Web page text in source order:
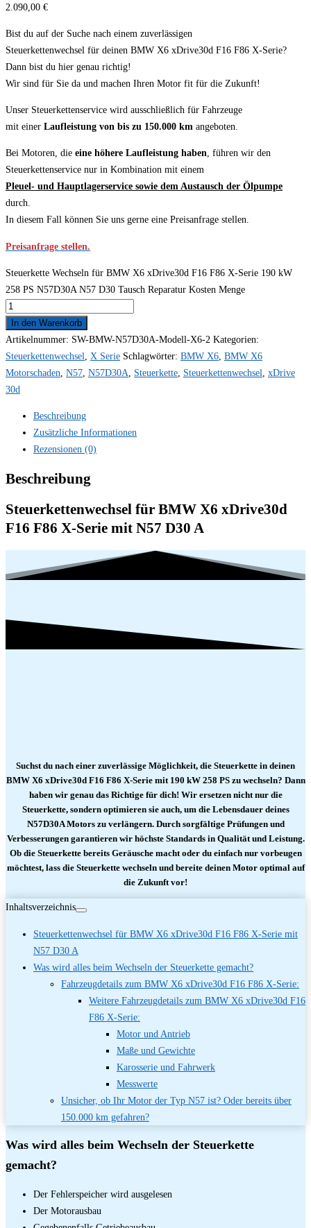
2.090,00 €
Bist du auf der Suche nach einem zuverlässigen
Steuerkettenwechsel für deinen BMW X6 xDrive30d F16 F86 X-Serie?
Dann bist du hier genau richtig!
Wir sind für Sie da und machen Ihren Motor fit für die Zukunft!
Unser Steuerkettenservice wird ausschließlich für Fahrzeuge
mit einer Laufleistung von bis zu 150.000 km angeboten.
Bei Motoren, die eine höhere Laufleistung haben, führen wir den
Steuerkettenservice nur in Kombination mit einem
Pleuel- und Hauptlagerservice sowie dem Austausch der Ölpumpe
durch.
In diesem Fall können Sie uns gerne eine Preisanfrage stellen.
Preisanfrage stellen.
Steuerkette Wechseln für BMW X6 xDrive30d F16 F86 X-Serie 190 kW
258 PS N57D30A N57 D30 Tausch Reparatur Kosten Menge
In den Warenkorb
Artikelnummer: SW-BMW-N57D30A-Modell-X6-2 Kategorien:
Steuerkettenwechsel
X Serie Schlagwörter: BMW X6 BMW X6
Motorschaden N57 N57D30A Steuerkette Steuerkettenwechsel xDrive
30d
Beschreibung
Zusätzliche Informationen
Rezensionen (0)
Beschreibung
Steuerkettenwechsel für BMW X6 xDrive30d
F16 F86 X-Serie mit N57 D30 A
Suchst du nach einer zuverlässige Möglichkeit, die Steuerkette in deinen
BMW X6 xDrive30d F16 F86 X-Serie mit 190 kW 258 PS zu wechseln? Dann
haben wir genau das Richtige für dich! Wir ersetzen nicht nur die
Steuerkette, sondern optimieren sie auch, um die Lebensdauer deines
N57D30A Motors zu verlängern. Durch sorgfältige Prüfungen und
Verbesserungen garantieren wir höchste Standards in Qualität und Leistung.
Ob die Steuerkette bereits Geräusche macht oder du einfach nur vorbeugen
möchtest, lass die Steuerkette wechseln und bereite deinen Motor optimal auf
die Zukunft vor!
Inhaltsverzeichnis
Steuerkettenwechsel für BMW X6 xDrive30d F16 F86 X-Serie mit
N57 D30 A
Was wird alles beim Wechseln der Steuerkette gemacht?
Fahrzeugdetails zum BMW X6 xDrive30d F16 F86 X-Serie:
Weitere Fahrzeugdetails zum BMW X6 xDrive30d F16
F86 X-Serie:
Motor und Antrieb
Maße und Gewichte
Karosserie und Fahrwerk
Messwerte
Unsicher, ob Ihr Motor der Typ N57 ist? Oder bereits über
150.000 km gefahren?
Was wird alles beim Wechseln der Steuerkette
gemacht?
Der Fehlerspeicher wird ausgelesen
Der Motorausbau